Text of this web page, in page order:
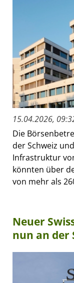
15.04.2026,
Die
der Schweiz
Infrastruktur
könnten über
von mehr als
Neuer
nun an der